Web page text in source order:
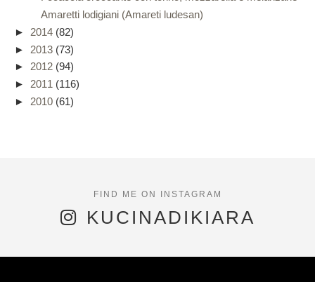
Amaretti lodigiani (Amareti ludesan)
► 2014 (82)
► 2013 (73)
► 2012 (94)
► 2011 (116)
► 2010 (61)
KUCINADIKIARA